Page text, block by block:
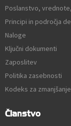
Poslanstvo,
Principi in področja
Naloge
Ključni dokumenti
Zaposlitev
Politika zasebnosti
Kodeks za
Članstvo